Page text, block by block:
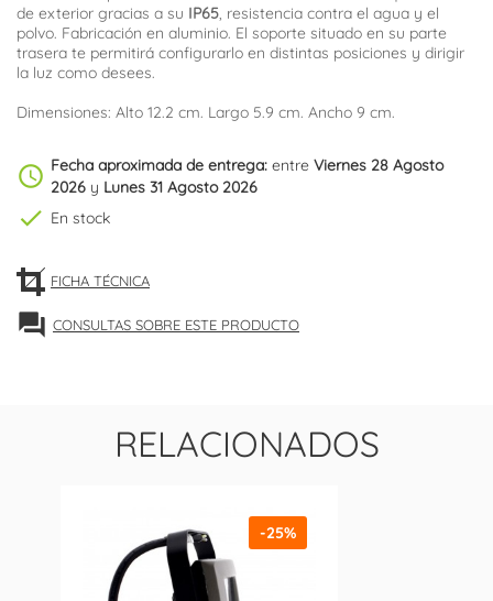
de exterior gracias a su IP65, resistencia contra el agua y el
polvo. Fabricación en aluminio. El soporte situado en su parte
trasera te permitirá configurarlo en distintas posiciones y dirigir
la luz como desees.
Dimensiones: Alto 12.2 cm. Largo 5.9 cm. Ancho 9 cm.
schedule Fecha aproximada de entrega: entre Viernes 28 Agosto
2026 y Lunes 31 Agosto 2026
check En stock
FICHA TÉCNICA
forum CONSULTAS SOBRE ESTE PRODUCTO
RELACIONADOS
-25%